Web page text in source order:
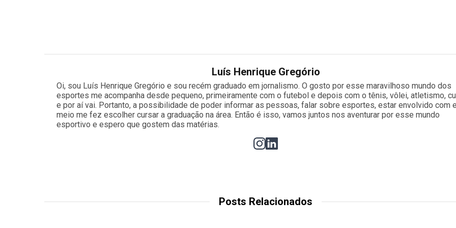
Luís Henrique Gregório
Oi, sou Luís Henrique Gregório e sou recém graduado em jornalismo. O gosto por esse maravilhoso mundo dos
esportes me acompanha desde pequeno, primeiramente com o futebol e depois com o tênis, vôlei, atletismo,
e por aí vai. Portanto, a possibilidade de poder informar as pessoas, falar sobre esportes, estar envolvido com
meio me fez escolher cursar a graduação na área. Então é isso, vamos juntos nos aventurar por esse mundo
esportivo e espero que gostem das matérias.
Posts Relacionados